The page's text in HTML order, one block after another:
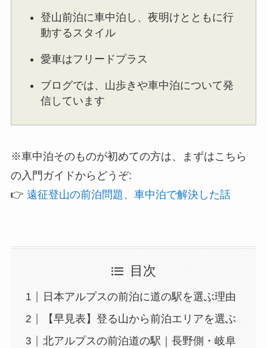
登山前泊に車中泊し、夜明けとともに行
動するスタイル
愛車はフリードプラス
ブログでは、山歩きや車中泊について発
信しています
※車中泊そのものが初めての方は、まずはこちら
の入門ガイドからどうぞ:
👉 遠征登山の前泊問題、車中泊で解決した話
目次
日本アルプスの前泊に道の駅を選ぶ理由
【早見表】登る山から前泊エリアを選ぶ
北アルプスの前泊道の駅｜長野側・岐阜